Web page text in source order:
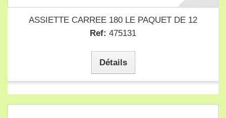
ASSIETTE CARREE 180 LE PAQUET DE 12
Ref: 475131
Détails